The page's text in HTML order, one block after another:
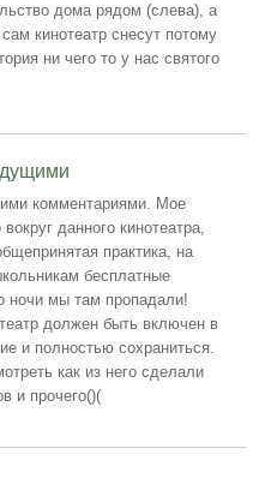
дома рядом (слева), а
кинотеатр снесут потому
ни чего то у нас святого
комментариями. Мое
данного кинотеатра,
практика, на
бесплатные
ночи мы там пропадали!
должен быть включен в
и полностью сохраниться.
как из него сделали
и прочего()(